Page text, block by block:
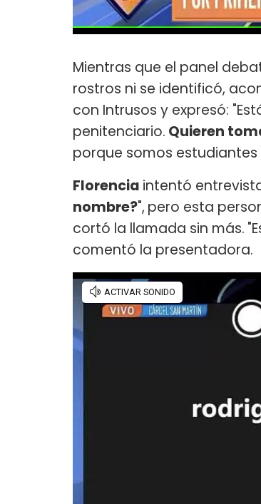
Mientras que el panel
rostros ni se identificó,
con Intrusos y expresó:
penitenciario. Quieren
porque somos estudiantes
Florencia intentó
nombre?", pero esta
cortó la llamada sin más.
comentó la presentadora.